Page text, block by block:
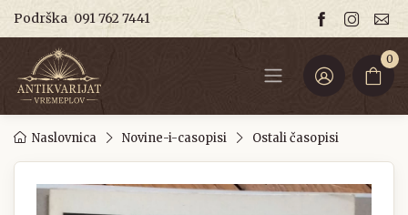
Podrška 091 762 7441
0
Naslovnica Novine-i-casopisi Ostali časopisi